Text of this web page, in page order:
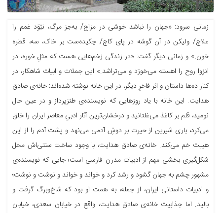
زمانی سرود: «جهان را نباشد خوشی در مزاج/ به‌جز مرگ، نبْوَد غمم را
علاج/ ولیكن در آن گوشه در پای كاج/ چكیده‌ست بر خاک، سه، قطره
خون.» و زمانی دیگر گفت: «در زندگی زخم‌هايی هست كه مثلِ خوره، در
انزوا روح را اهسته می‌خورَد و می‌تراشد.» این جملات و ابیات شاهکار، در
کنار ده‌ها داستان و اثر فاخرِ دیگر، در این خانه نوشته شده‌اند: خانه‌ی صادق
هدایت. این خانه با یاد روزهایی که نویسنده‌ی طنزپرداز و در عین حال
نومید، قلم بر کاغذ می‌غلتانید و درخشان‌ترین آثار ادبیِ معاصر ایران را خلق
می‌کرد، باری شیرین از حیرت بر دوشِ آدمی می‌نهد و پشت آدم را از این
هیبت خم می‌کند. خانه‌ی صادق هدایت، با وجود ساخت سنتی‌اش محل
شکل‌گیری بخشی مهم از ادبیات مدرن فارسی است؛ جایی که نویسنده‌ی
مشهور چشم به جهان گشود و رشد کرد و خواند و خواند و نوشت و نوشت؛
و ادبیات داستانی ایران، از جمله، به همت او بود که شاخ‌وبرگ گرفت و
بالید. اما جذابیت خانه‌ی صادق هدایت، واقع در خیابان سعدی، خیابان